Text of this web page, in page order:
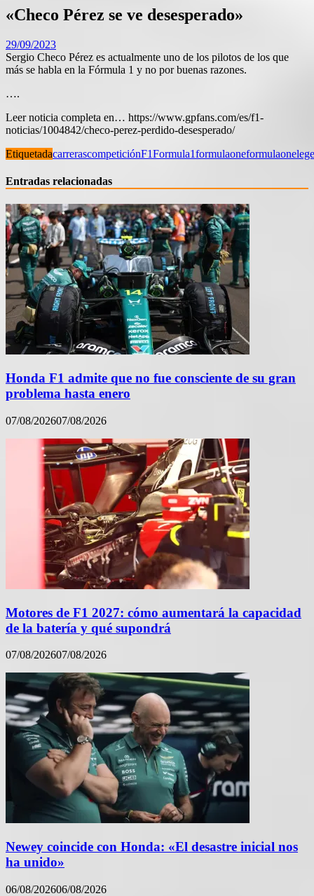
«Checo Pérez se ve desesperado»
29/09/2023
Sergio Checo Pérez es actualmente uno de los pilotos de los que
más se habla en la Fórmula 1 y no por buenas razones.
….
Leer noticia completa en… https://www.gpfans.com/es/f1-
noticias/1004842/checo-perez-perdido-desesperado/
EtiquetadacarrerascompeticiónF1Formula1formulaone
Entradas relacionadas
Honda F1 admite que no fue consciente de su gran
problema hasta enero
07/08/202607/08/2026
Motores de F1 2027: cómo aumentará la capacidad
de la batería y qué supondrá
07/08/202607/08/2026
Newey coincide con Honda: «El desastre inicial nos
ha unido»
06/08/202606/08/2026